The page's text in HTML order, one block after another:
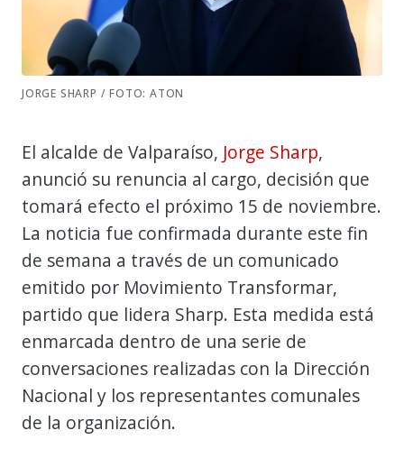
JORGE SHARP / FOTO: ATON
El alcalde de Valparaíso, Jorge Sharp,
anunció su renuncia al cargo, decisión que
tomará efecto el próximo 15 de noviembre.
La noticia fue confirmada durante este fin
de semana a través de un comunicado
emitido por Movimiento Transformar,
partido que lidera Sharp. Esta medida está
enmarcada dentro de una serie de
conversaciones realizadas con la Dirección
Nacional y los representantes comunales
de la organización.